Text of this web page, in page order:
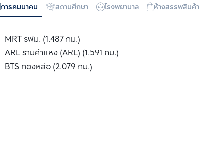
การคมนาคม สถานศึกษา โรงพยาบาล ห้างสรรพสินค้า
MRT รฟม. (1.487 กม.)
ARL รามคำแหง (ARL) (1.591 กม.)
BTS ทองหล่อ (2.079 กม.)